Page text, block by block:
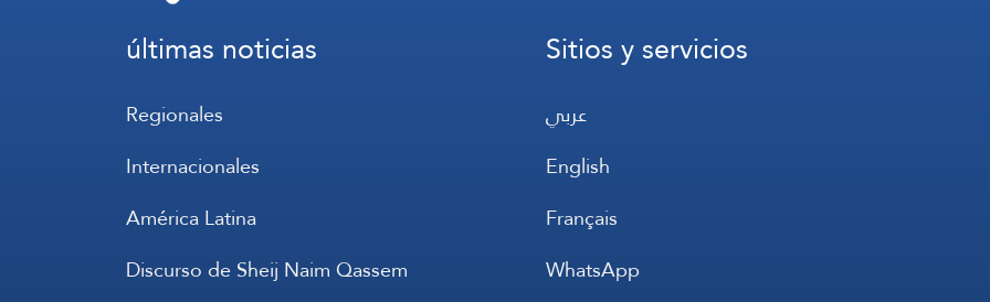
últimas noticias
Regionales
Internacionales
América Latina
Discurso de Sheij Naim Qassem
Sitios y servicios
عربي
English
Français
WhatsApp